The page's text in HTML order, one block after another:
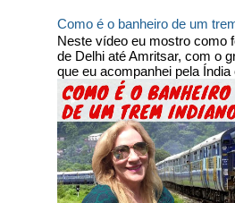
Como é o banheiro de um
Neste vídeo eu mostro como
de Delhi até Amritsar, com o
que eu acompanhei pela